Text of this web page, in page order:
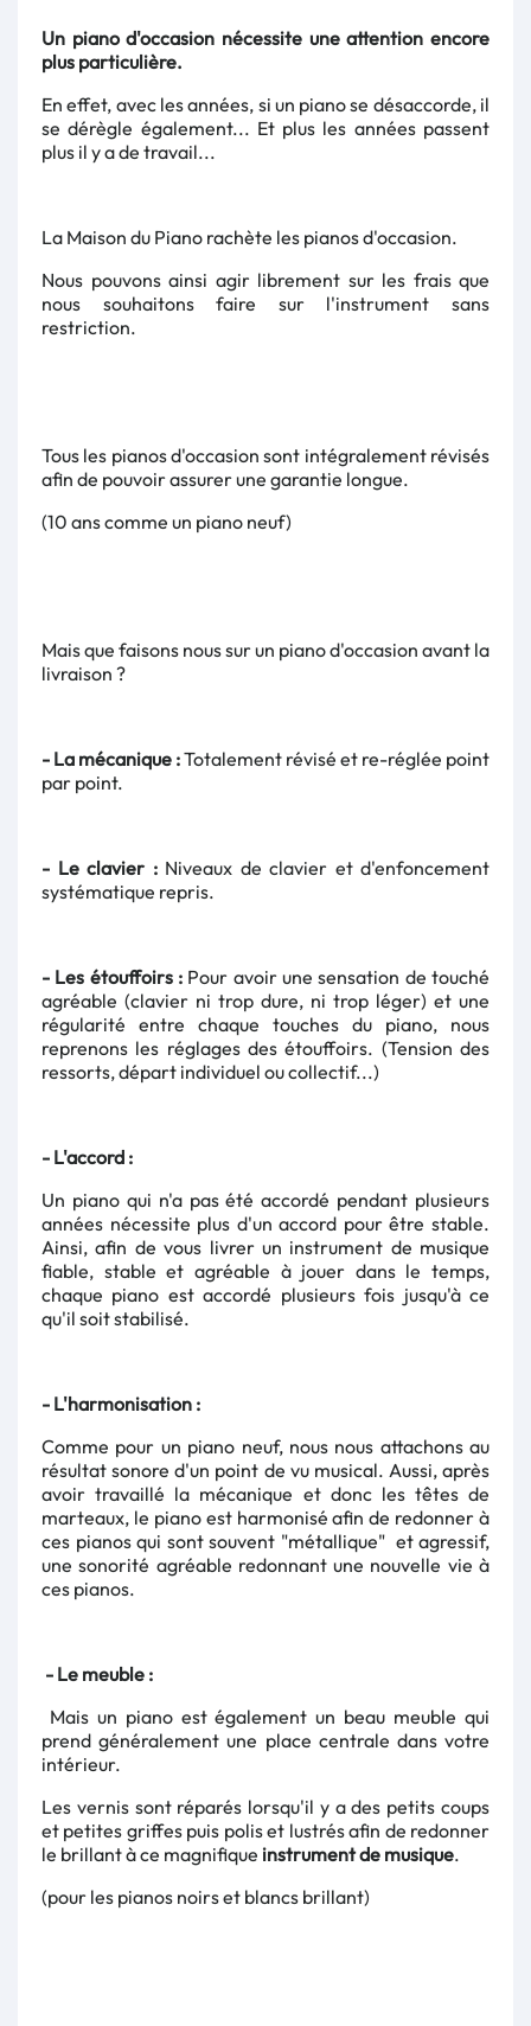
Un piano d'occasion nécessite une attention encore
plus particulière.
En effet, avec les années, si un piano se désaccorde, il
se dérègle également... Et plus les années passent
plus il y a de travail...
La Maison du Piano rachète les pianos d'occasion.
Nous pouvons ainsi agir librement sur les frais que
nous souhaitons faire sur l'instrument sans
restriction.
Tous les pianos d'occasion sont intégralement révisés
afin de pouvoir assurer une garantie longue.
(10 ans comme un piano neuf)
Mais que faisons nous sur un piano d'occasion avant la
livraison ?
- La mécanique :Totalement révisé et re-réglée point
par point.
- Le clavier :Niveaux de clavier et d'enfoncement
systématique repris.
- Les étouffoirs : Pour avoir une sensation de touché
agréable (clavier ni trop dure, ni trop léger) et une
régularité entre chaque touches du piano, nous
reprenons les réglages des étouffoirs. (Tension des
ressorts, départ individuel ou collectif...)
- L'accord :
Un piano qui n'a pas été accordé pendant plusieurs
années nécessite plus d'un accord pour être stable.
Ainsi, afin de vous livrer un instrument de musique
fiable, stable et agréable à jouer dans le temps,
chaque piano est accordé plusieurs fois jusqu'à ce
qu'il soit stabilisé.
- L'harmonisation :
Comme pour un piano neuf, nous nous attachons au
résultat sonore d'un point de vu musical. Aussi, après
avoir travaillé la mécanique et donc les têtes de
marteaux, le piano est harmonisé afin de redonner à
ces pianos qui sont souvent "métallique" et agressif,
une sonorité agréable redonnant une nouvelle vie à
ces pianos.
- Le meuble :
Mais un piano est également un beau meuble qui
prend généralement une place centrale dans votre
intérieur.
Les vernis sont réparés lorsqu'il y a des petits coups
et petites griffes puis polis et lustrés afin de redonner
le brillant à ce magnifique instrument de musique.
(pour les pianos noirs et blancs brillant)